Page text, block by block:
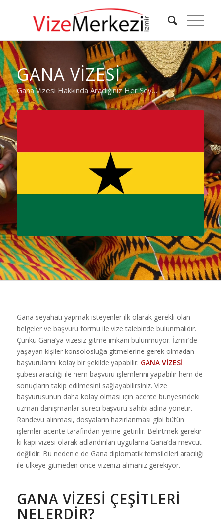
GANA VİZESİ
Gana Vizesi Hakkında Aradığınız Her Şey…
Gana seyahati yapmak isteyenler ilk olarak gerekli olan
belgeler ve başvuru formu ile vize talebinde bulunmalıdır.
Çünkü Gana’ya vizesiz gitme imkanı bulunmuyor. İzmir’de
yaşayan kişiler konsolosluğa gitmelerine gerek olmadan
başvurularını kolay bir şekilde yapabilir. GANA VİZESİ
şubesi aracılığı ile hem başvuru işlemlerini yapabilir hem de
sonuçların takip edilmesini sağlayabilirsiniz. Vize
başvurusunun daha kolay olması için acente bünyesindeki
uzman danışmanlar süreci başvuru sahibi adına yönetir.
Randevu alınması, dosyaların hazırlanması gibi bütün
işlemler acente tarafından yerine getirilir. Belirtmek gerekir
ki kapı vizesi olarak adlandırılan uygulama Gana’da mevcut
değildir. Bu nedenle de Gana diplomatik temsilcileri aracılığı
ile ülkeye gitmeden önce vizenizi almanız gerekiyor.
GANA VIZESI ÇEŞITLERI
NELERDIR?